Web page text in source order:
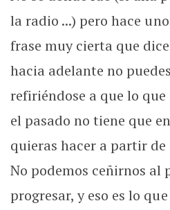
la radio ...) pero hace
frase muy cierta que
hacia adelante no
refiriéndose a que lo
el pasado no tiene que
quieras hacer a partir
No podemos ceñirnos al
progresar, y eso es lo